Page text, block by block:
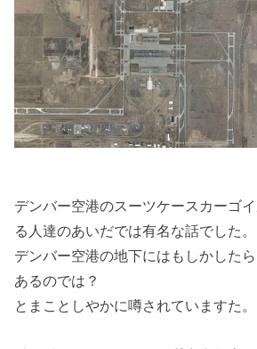
デンバー空港のスーツケースカーゴ
る人達のあいだでは有名な話でした。
デンバー空港の地下にはもしかした
あるのでは？
とまことしやかに噂されていますた。